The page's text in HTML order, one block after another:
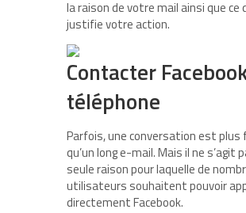
la raison de votre mail ainsi que ce
justifie votre action.
Contacter
téléphone
Parfois, une conversation est plus
qu’un long e-mail. Mais il ne s’agit
seule raison pour laquelle de
utilisateurs souhaitent pouvoir
directement Facebook.